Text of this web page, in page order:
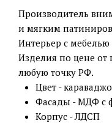
Производитель
и мягким
Интерьер с
Изделия по цене от
любую точку РФ.
Цвет - караваджо
Фасады - МДФ с
Корпус - ЛДСП